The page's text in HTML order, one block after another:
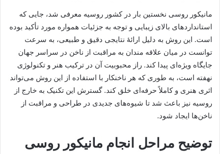
مانیکور روسی نخستین بار در کشور روسیه معرفی شد، جایی که
استانداردهای بالای زیبایی و توجه به جزئیات همواره مورد تأکید بوده
است. این روش به دلیل ارائۀ نتایجی دقیق و طبیعی، به سرعت
توانست در میان علاقه مندان به مراقبت از ناخن در سراسر جهان
جایگاه ویژه‌ای پیدا کند. راز محبوبیت آن در ترکیب هنر و تکنولوژی
نهفته است، به طوری که هر ناخنکار با استفاده از این روش می‌تواند
اثری هنری و کاملاً حرفه‌ای خلق کند. گسترش این تکنیک به خارج از
روسیه نیز باعث شد تا شیوه‌های جدیدی در طراحی و مراقبت از
ناخن‌ها ایجاد شود.
توضیح مراحل انجام مانیکور روسی